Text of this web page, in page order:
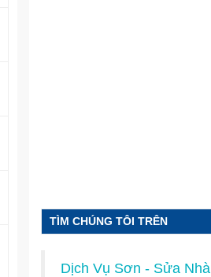
TÌM CHÚNG TÔI TRÊN
Dịch Vụ Sơn - Sửa Nhà